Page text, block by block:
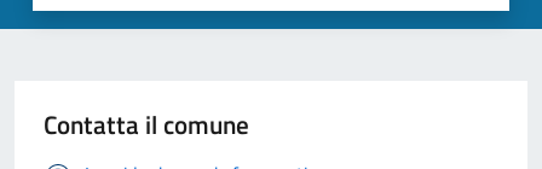
Contatta il comune